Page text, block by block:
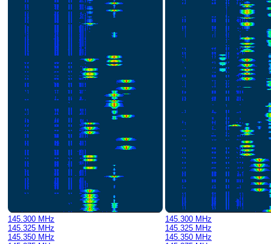
145.300 MHz
145.325 MHz
145.350 MHz
145.300 MHz
145.325 MHz
145.350 MHz